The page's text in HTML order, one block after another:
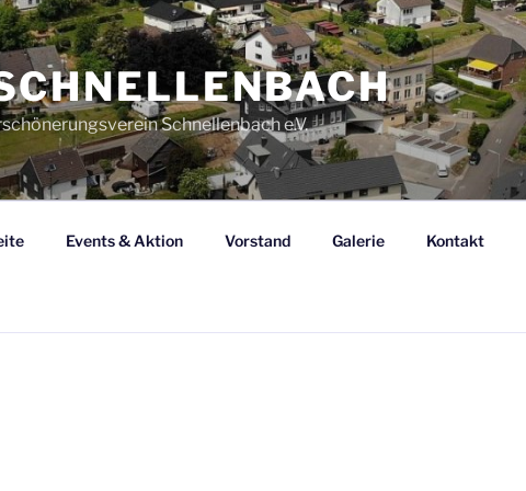
Schnellenbach e.V.
Events & Aktion Vorstand Galerie Kontakt